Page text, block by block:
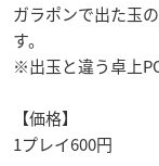
ガラポンで出た玉
す。
※出玉と違う卓上
【価格】
1プレイ600円